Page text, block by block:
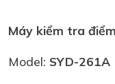
Máy kiểm tra
Model: SYD-261A